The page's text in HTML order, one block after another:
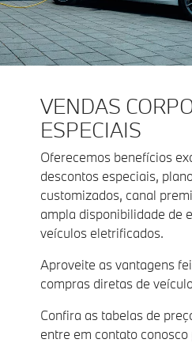
VENDAS
ESPECIAIS
Oferecemos benefícios
descontos especiais,
customizados, canal
ampla disponibilidade de
veículos eletrificados.
Aproveite as vantagens
compras diretas de
Confira as tabelas de
entre em contato